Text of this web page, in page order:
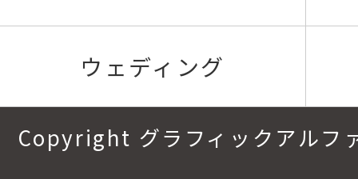
ウェディング
Copyright グラフィックアル